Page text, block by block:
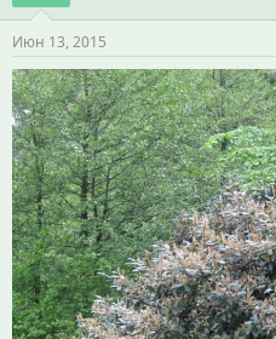
Июн 13, 2015